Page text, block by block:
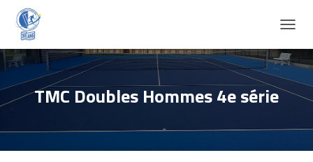
É
P
I
L
N
TMC Doubles Hommes 4e série